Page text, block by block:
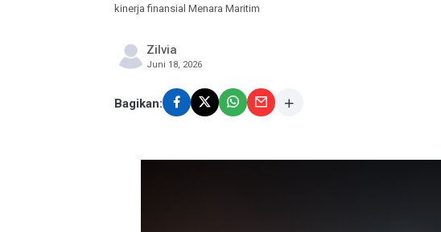
kinerja finansial Menara Maritim
Zilvia
Juni 18, 2026
Bagikan: